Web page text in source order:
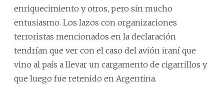
enriquecimiento y otros, pero sin mucho
entusiasmo. Los lazos con organizaciones
terroristas mencionados en la declaración
tendrían que ver con el caso del avión iraní que
vino al país a llevar un cargamento de cigarrillos y
que luego fue retenido en Argentina.